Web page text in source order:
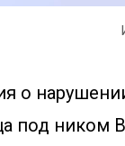
о
под ником